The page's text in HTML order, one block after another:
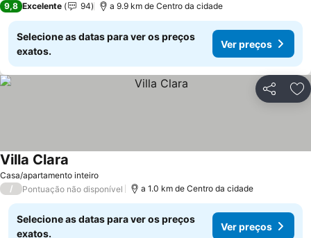
9,8 Excelente 94 a 9.9 km de Centro da cidade
Selecione as datas para ver os preços
exatos.
Ver preços
Partilhar
Casa/apartamento inteiro
Villa Clara
/ Pontuação não disponível a 1.0 km de Centro da cidade
Selecione as datas para ver os preços
exatos.
Ver preços